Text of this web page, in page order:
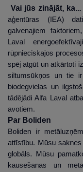
Vai jūs zinājāt, ka...
aģentūras (IEA)
galvenajiem
Laval
rūpnieciskajos
spēj atgūt un atkārtoti
siltumsūkņos un tie
biodegvielas un
tādējādi Alfa Laval
avotiem.
Par Boliden
Boliden ir
attīstību. Mūsu
globāls. Mūsu
kausēšanas un